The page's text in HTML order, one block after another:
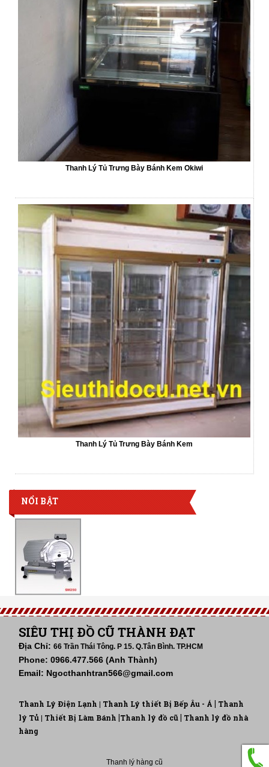
Thanh Lý Tủ Trưng Bày Bánh Kem Okiwi
Thanh Lý Tủ Trưng Bày Bánh Kem
NỔI BẬT
SIÊU THỊ ĐỒ CŨ THÀNH ĐẠT
Địa Chỉ: 66 Trần Thái Tông. P 15. Q.Tân Bình. TP.HCM
Phone: 0966.477.566 (Anh Thành)
Email: Ngocthanhtran566@gmail.com
Thanh Lý Điện Lạnh | Thanh Lý thiết Bị Bếp Âu - Á | Thanh
lý Tủ | Thiết Bị Làm Bánh |Thanh lý đồ cũ| Thanh lý đồ nhà
hàng
Thanh lý hàng cũ